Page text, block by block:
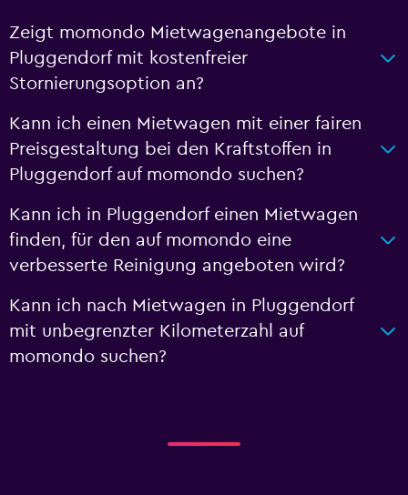
Zeigt momondo Mietwagenangebote in
Pluggendorf mit kostenfreier
Stornierungsoption an?
Kann ich einen Mietwagen mit einer fairen
Preisgestaltung bei den Kraftstoffen in
Pluggendorf auf momondo suchen?
Kann ich in Pluggendorf einen Mietwagen
finden, für den auf momondo eine
verbesserte Reinigung angeboten wird?
Kann ich nach Mietwagen in Pluggendorf
mit unbegrenzter Kilometerzahl auf
momondo suchen?